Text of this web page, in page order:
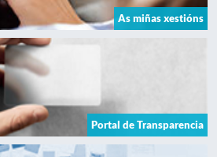
As miñas xestións
Portal de Transparencia